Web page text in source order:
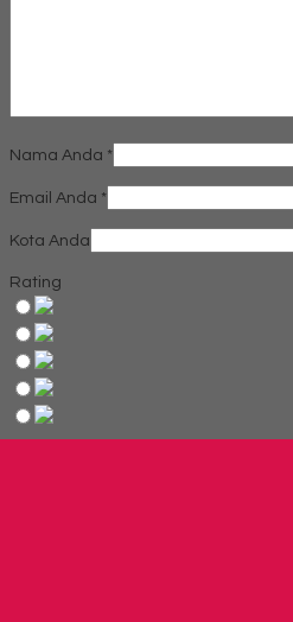
Nama Anda *
Email Anda *
Kota Anda
Rating